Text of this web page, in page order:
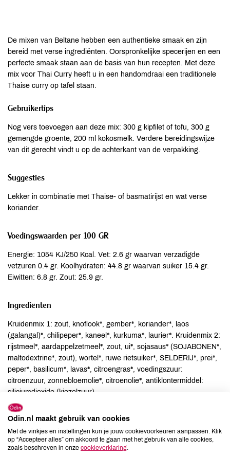
De mixen van Beltane hebben een authentieke smaak en zijn
bereid met verse ingrediënten. Oorspronkelijke specerijen en een
perfecte smaak staan aan de basis van hun recepten. Met deze
mix voor Thai Curry heeft u in een handomdraai een traditionele
Thaise curry op tafel staan.
Gebruikertips
Nog vers toevoegen aan deze mix: 300 g kipfilet of tofu, 300 g
gemengde groente, 200 ml kokosmelk. Verdere bereidingswijze
van dit gerecht vindt u op de achterkant van de verpakking.
Suggesties
Lekker in combinatie met Thaise- of basmatirijst en wat verse
koriander.
Voedingswaarden per 100 GR
Energie: 1054 KJ/250 Kcal. Vet: 2.6 gr waarvan verzadigde
vetzuren 0.4 gr. Koolhydraten: 44.8 gr waarvan suiker 15.4 gr.
Eiwitten: 6.8 gr. Zout: 25.9 gr.
Ingrediënten
Kruidenmix 1: zout, knoflook*, gember*, koriander*, laos
(galangal)*, chilipeper*, kaneel*, kurkuma*, laurier*. Kruidenmix 2:
rijstmeel*, aardappelzetmeel*, zout, ui*, sojasaus* (SOJABONEN*,
maltodextrine*, zout), wortel*, ruwe rietsuiker*, SELDERIJ*, prei*,
peper*, basilicum*, lavas*, citroengras*, voedingszuur:
citroenzuur, zonnebloemolie*, citroenolie*, antiklontermiddel:
siliciumdioxide (kiezelzuur).
Allergenen
Aardnoten
niet aanwezig
niet aanwezig
Odin.nl maakt gebruik van cookies
Met de vinkjes en instellingen kun je jouw cookievoorkeuren aanpassen. Klik
op “Accepteer alles” om akkoord te gaan met het gebruik van alle cookies,
zoals beschreven in onze cookieverklaring.